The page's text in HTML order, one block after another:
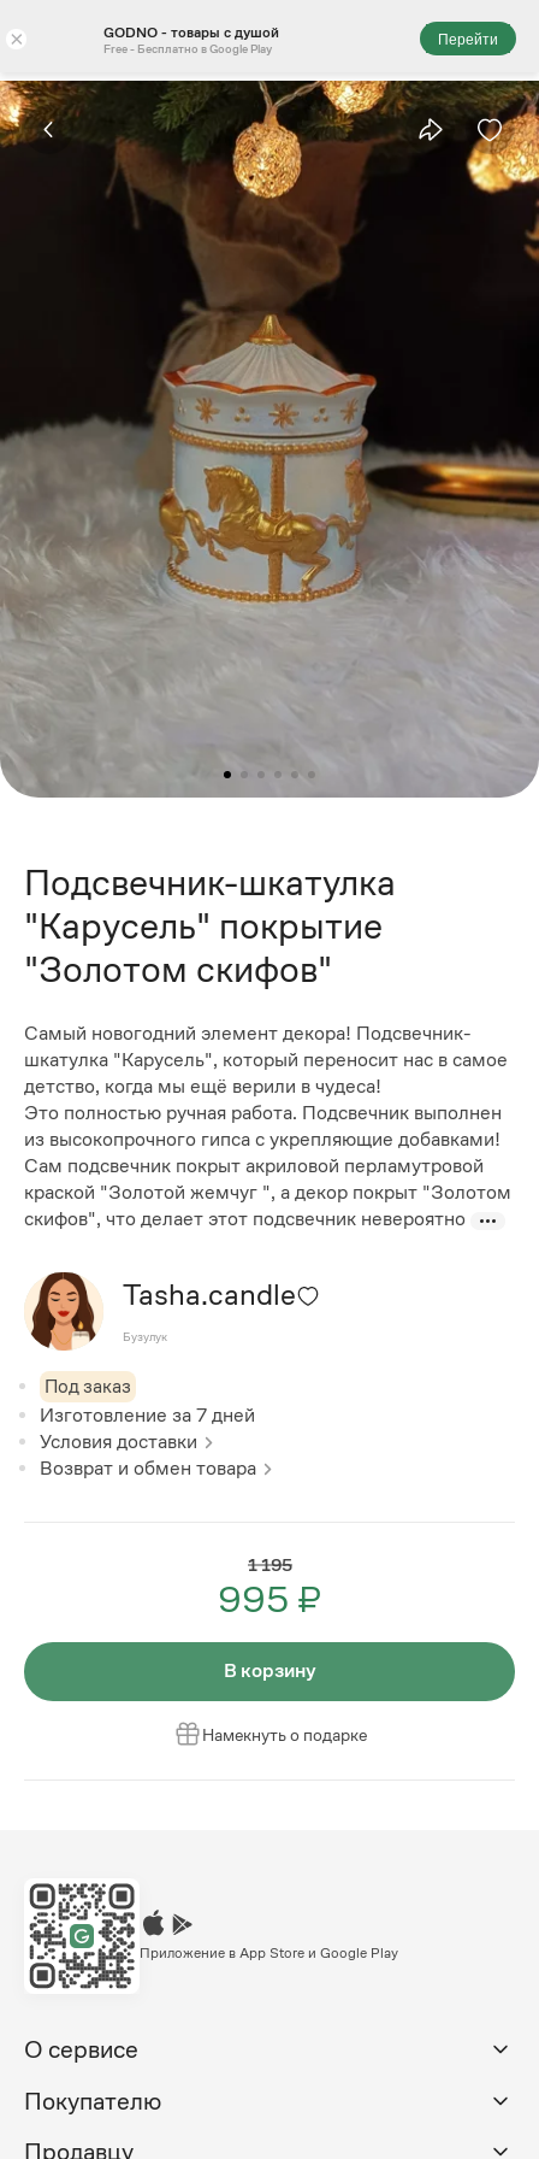
× GODNO - товары с душой
Free - Бесплатно в Google Play
Перейти
Подсвечник-шкатулка
"Карусель" покрытие
"Золотом скифов"
Самый новогодний элемент декора! Подсвечник-
шкатулка "Карусель", который переносит нас в самое
детство, когда мы ещё верили в чудеса!
Это полностью ручная работа. Подсвечник выполнен
из высокопрочного гипса с укрепляющие добавками!
Сам подсвечник покрыт акриловой перламутровой
краской "Золотой жемчуг ", а декор покрыт "Золотом
скифов", что делает этот подсвечник невероятно
Tasha.candle
Бузулук
Под заказ
Изготовление за7 дней
Условия доставки
Возврат и обмен товара
1 195
995 ₽
В корзину
Намекнуть о подарке
Приложение в App Store и Google Play
О сервисе
Покупателю
Продавцу